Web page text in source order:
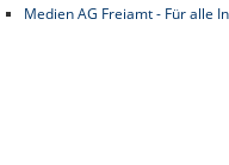
Medien AG Freiamt - Für alle